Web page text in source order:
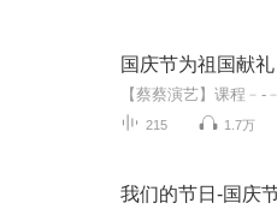
国庆节为祖国献礼
215 1.7万
我们的节日-国庆